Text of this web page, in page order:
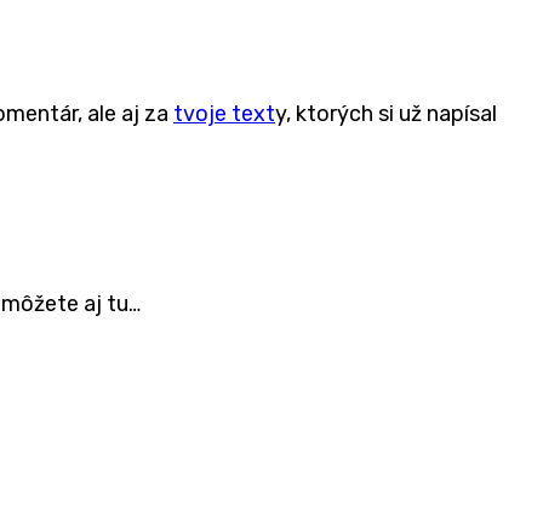
ale aj za tvoje texty, ktorých si už napísal
aj tu…